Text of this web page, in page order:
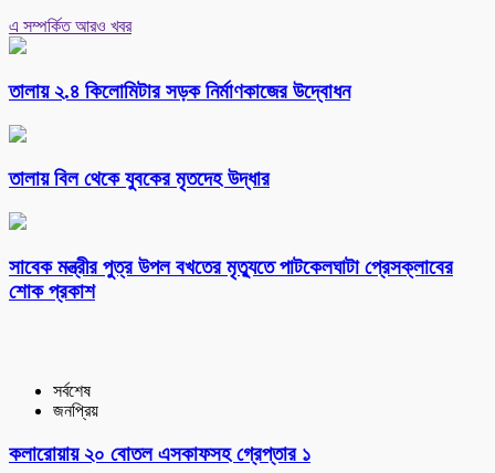
এ সম্পর্কিত আরও খবর
তালায় ২.৪ কিলোমিটার সড়ক নির্মাণকাজের উদ্বোধন
তালায় বিল থেকে যুবকের মৃতদেহ উদ্ধার
সাবেক মন্ত্রীর পুত্র উপল বখতের মৃত্যুতে পাটকেলঘাটা প্রেসক্লাবের
শোক প্রকাশ
সর্বশেষ
জনপ্রিয়
কলারোয়ায় ২০ বোতল এসকাফসহ গ্রেপ্তার ১